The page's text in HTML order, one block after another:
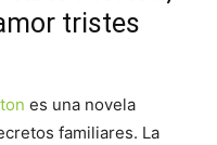
tristes
es una novela
familiares. La